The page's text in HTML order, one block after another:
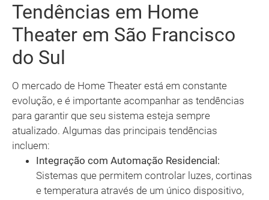
Tendências em Home
Theater em São Francisco
do Sul
O mercado de Home Theater está em constante
evolução, e é importante acompanhar as tendências
para garantir que seu sistema esteja sempre
atualizado. Algumas das principais tendências
incluem:
Integração com Automação Residencial:
Sistemas que permitem controlar luzes, cortinas
e temperatura através de um único dispositivo,